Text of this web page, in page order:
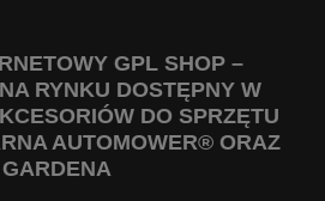
GPL SHOP –
RYNKU DOSTĘPNY W
DO SPRZĘTU
AUTOMOWER® ORAZ
GARDENA